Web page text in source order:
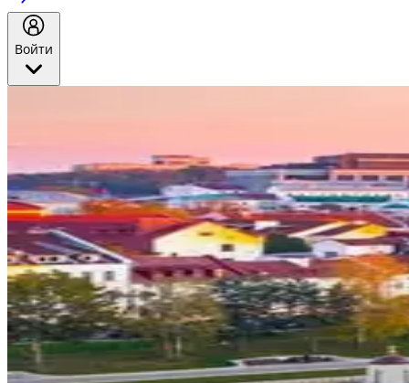
Войти